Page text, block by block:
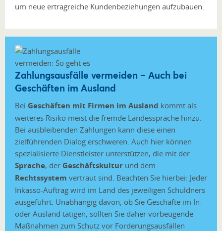
um neue ertragreiche Kundenbeziehungen aufzubauen.
Zahlungsausfälle vermeiden – Auch bei
Geschäften im Ausland
Bei Geschäften mit Firmen im Ausland kommt als
weiteres Risiko meist die fremde Landessprache hinzu.
Bei ausbleibenden Zahlungen kann diese einen
zielführenden Dialog erschweren. Auch hier können
spezialisierte Dienstleister unterstützen, die mit der
Sprache, der Geschäftskultur und dem
Rechtssystem vertraut sind. Beachten Sie hierbei: Jeder
Inkasso-Auftrag wird im Land des jeweiligen Schuldners
ausgeführt. Unabhängig davon, ob Sie Geschäfte im In-
oder Ausland tätigen, sollten Sie daher vorbeugende
Maßnahmen zum Schutz vor Forderungsausfällen